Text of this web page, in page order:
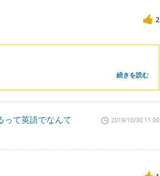
2
続きを読む
って英語でなんて
2019/10/30 11:00